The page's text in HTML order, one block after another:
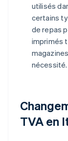
utilisés
certains
de repas
imprimés
nécessité.
TVA en